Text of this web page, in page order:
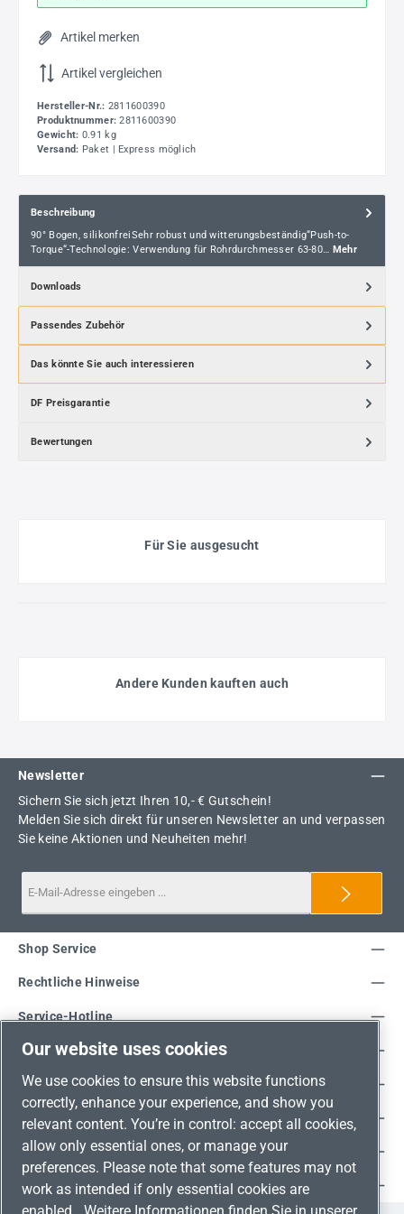
Artikel merken
Artikel vergleichen
Hersteller-Nr.: 2811600390
Produktnummer: 2811600390
Gewicht: 0.91 kg
Versand: Paket | Express möglich
Beschreibung
90° Bogen, silikonfreiSehr robust und witterungsbeständig“Push-to-
Torque“-Technologie: Verwendung für Rohrdurchmesser 63-80… Mehr
Downloads
Passendes Zubehör
Das könnte Sie auch interessieren
DF Preisgarantie
Bewertungen
Für Sie ausgesucht
Andere Kunden kauften auch
Newsletter
Sichern Sie sich jetzt Ihren 10,- € Gutschein!
Melden Sie sich direkt für unseren Newsletter an und verpassen
Sie keine Aktionen und Neuheiten mehr!
Service-Hotline
Shop Service
Rechtliche Hinweise
Unsere Vorteile
Versandarten
Zahlungsarten
Adresse
Umweltschutz & Partnerschaft
Our website uses cookies
We use cookies to ensure this website functions
correctly, enhance your experience, and show you
relevant content. You’re in control: accept all cookies,
allow only essential ones, or manage your
preferences. Please note that some features may not
work as intended if only essential cookies are